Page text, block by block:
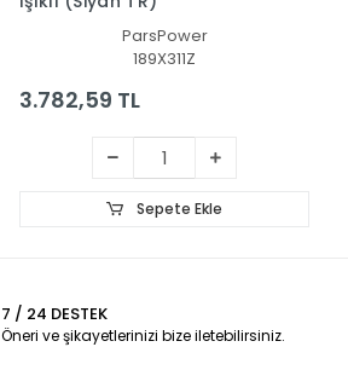
ParsPower
189X311Z
3.782,59 TL
Sepete Ekle
7 / 24 DESTEK
Öneri ve şikayetlerinizi bize iletebilirsiniz.